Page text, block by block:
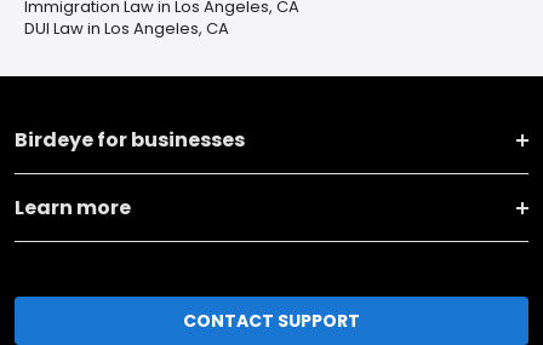
Immigration Law in Los Angeles, CA
DUI Law in Los Angeles, CA
Birdeye for businesses
Learn more
CONTACT SUPPORT